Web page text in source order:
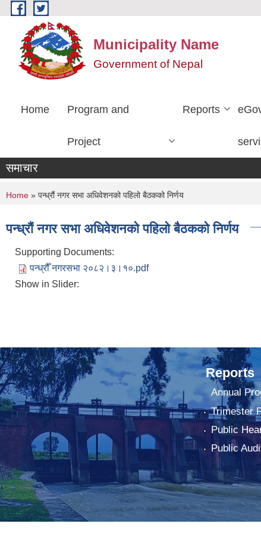
Skip to main content
Municipality Name
Government of Nepal
Home Program and
Project
Reports
समाचार
You are here
Home » पन्ध्रौं नगर सभा अधिवेशनको पहिलो बैठकको निर्णय
पन्ध्रौं नगर सभा अधिवेशनको पहिलो बैठकको निर्णय
Supporting Documents:
पन्ध्रौँ नगरसभा २०८२।३।१०.pdf
Show in Slider:
Reports
Annual
Trimester
Public
Public